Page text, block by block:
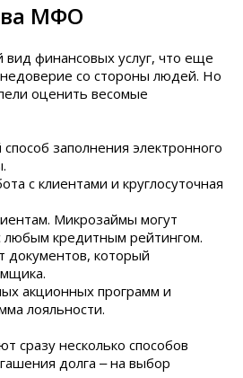
МФО
финансовых услуг, что еще
со стороны людей. Но
оценить весомые
заполнения электронного
с клиентами и круглосуточная
Микрозаймы могут
любым кредитным рейтингом.
документов, который
акционных программ и
лояльности.
сразу несколько способов
долга ‒ на выбор